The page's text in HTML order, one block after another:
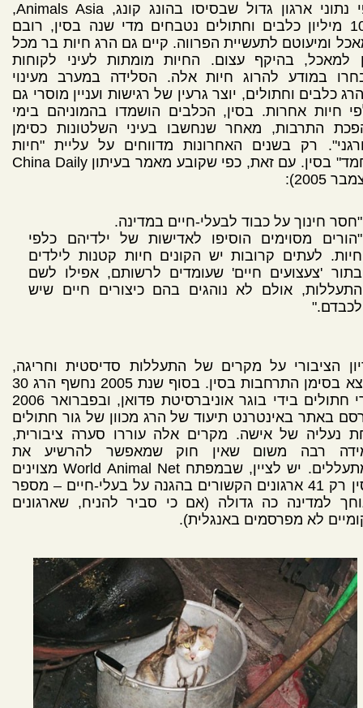
לפי נתוני ארגון גדול שבסיסו בהונג קונג, Animals Asia,
כ-10 מיליון כלבים וחתולים נטבחים מדי שנה בסין, רובם
ומיעוטם לתעשיית הפרווה. קיים גם הרג חיות בר מכל
למאכל, בהיקף עצום. החיות מומתות לעיני לקוחות
במודע להרוג חיות אלה. הסלידה במערב מעינוי
כלבים וחתולים, יוצר גרעין של רגישות ועניין מוסרי גם
חיות אחרות. בסין, הכלבים הושמדו בהמוניהם בימי
התרבות, מאחר שנחשבו בעיני השלטונות כסימן
רק בשנים האחרונות מדווחים על עליית "חיות
מחמד" בסין. עם זאת, כפי שקובע מאמר בעיתון China Daily
2005):
"חסר חינוך על כבוד לבעלי-חיים במדינה.
"הורים מסוימים הוסיפו לאדישות של ילדיהם כלפי
חיות. לעתים קרובות יש הקונים חיות קטנות לילדים
בתור 'צעצועים חיים' שעומדים לרשותם, אפילו לשם
התעללות, אולם לא נוהגים בהם כיצורים חיים שיש
לכבדם."
הציבורי על מקרים של התעללות סדיסטית וחריגה,
נמצא בסימן התרחבות בסין. בסוף שנת 2005 נחשף הרג 30
גורי חתולים בידי בוגר אוניברסיטת פדואן, ובפברואר 2006
באתר באינטרנט תיעוד של הרג מכוון של גור חתולים
נעליה של אישה. מקרים אלה עוררו סערה ציבורית,
רבה משום שאין חוק שמאפשר להרשיע את
המתעללים. יש לציין, שבמפתח World Animal Net מצוינים
בסין רק 41 ארגונים הקשורים בהגנה על בעלי-חיים – מספר
למדינה כה גדולה (אם כי סביר להניח, שארגונים
לא מפרסמים באנגלית).